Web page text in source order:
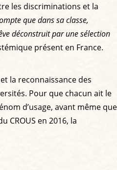
les discriminations et la
que dans sa classe,
déconstruit par une sélection
présent en France.
la reconnaissance des
Pour que chacun ait le
d’usage, avant même que
CROUS en 2016, la